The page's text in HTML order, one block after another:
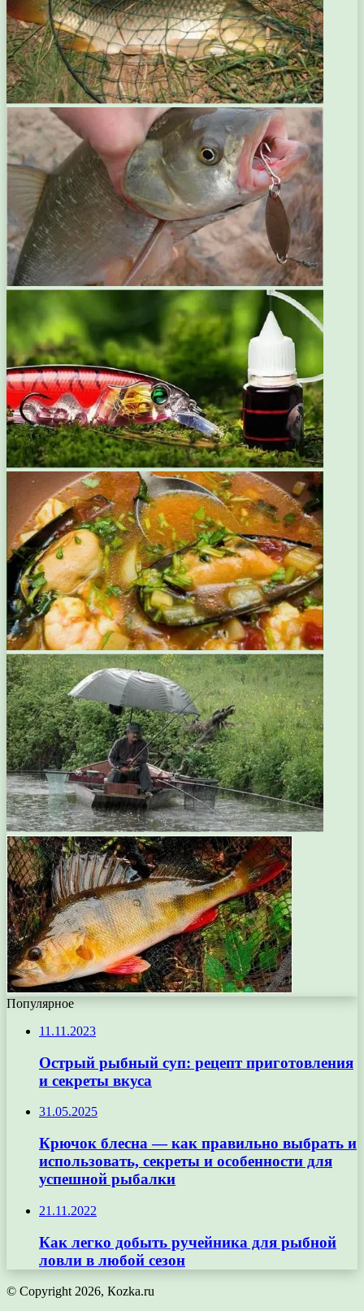
Популярное
11.11.2023
Острый рыбный суп: рецепт приготовления
и секреты вкуса
31.05.2025
Крючок блесна — как правильно выбрать и
использовать, секреты и особенности для
успешной рыбалки
21.11.2022
Как легко добыть ручейника для рыбной
ловли в любой сезон
© Copyright 2026, Кozka.ru